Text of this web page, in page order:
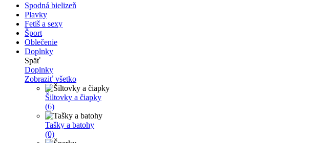
Spodná bielizeň
Plavky
Fetiš a sexy
Šport
Oblečenie
Doplnky
Späť
Doplnky
Zobraziť všetko
Šiltovky a čiapky
(6)
Tašky a batohy
(0)